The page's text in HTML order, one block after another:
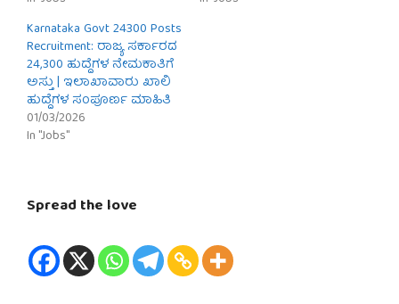
Karnataka Govt 24300 Posts
Recruitment: ರಾಜ್ಯ ಸರ್ಕಾರದ
24,300 ಹುದ್ದೆಗಳ ನೇಮಕಾತಿಗೆ
ಅಸ್ತು | ಇಲಾಖಾವಾರು ಖಾಲಿ
ಹುದ್ದೆಗಳ ಸಂಪೂರ್ಣ ಮಾಹಿತಿ
01/03/2026
In "Jobs"
Spread the love